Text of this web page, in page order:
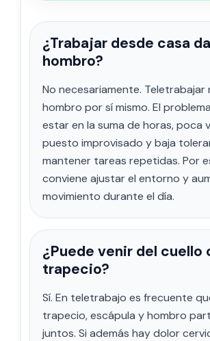
¿Trabajar desde casa
hombro?
No necesariamente. Teletrabajar
hombro por sí mismo. El
estar en la suma de horas, poca
puesto improvisado y baja
mantener tareas repetidas. Por
conviene ajustar el entorno y
movimiento durante el día.
¿Puede venir del cuello
trapecio?
Sí. En teletrabajo es frecuente
trapecio, escápula y hombro
juntos. Si además hay dolor